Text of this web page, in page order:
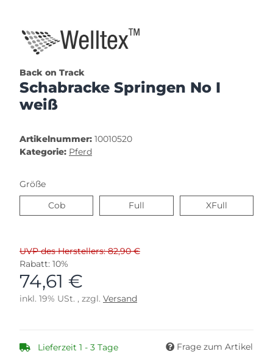
Back on Track
Schabracke Springen No I
weiß
Artikelnummer: 10010520
Kategorie: Pferd
Größe
CobCob FullFull XFullXFull
UVP des Herstellers: 82,90 €
Rabatt: 10%
74,61 €
inkl. 19% USt. , zzgl. Versand
Lieferzeit 1 - 3 Tage Frage zum Artikel